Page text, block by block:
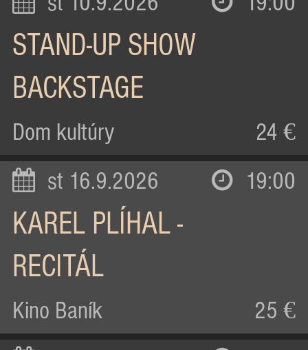
št 10.9.2026 19:00
STAND-UP SHOW
BACKSTAGE
Dom kultúry 24 €
st 16.9.2026 19:00
KAREL PLÍHAL -
RECITÁL
Kino Baník 25 €